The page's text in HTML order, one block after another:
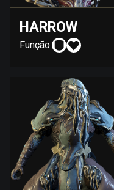
HARROW
Função: